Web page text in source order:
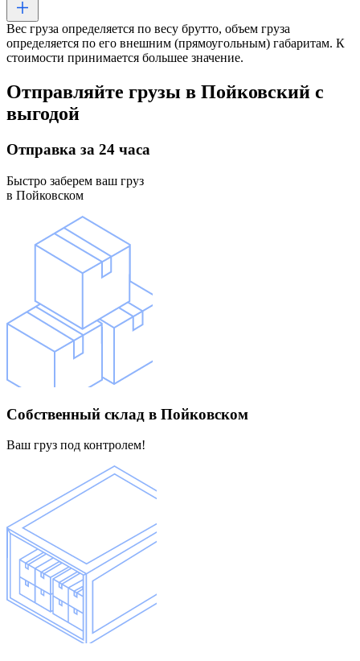
Вес груза определяется по весу брутто, объем груза
определяется по его внешним (прямоугольным) габаритам. К
стоимости принимается большее значение.
Отправляйте грузы в Пойковский с
выгодой
Отправка за 24 часа
Быстро заберем ваш груз
в Пойковском
Собственный склад в Пойковском
Ваш груз под контролем!